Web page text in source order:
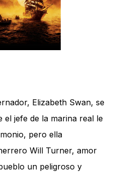
Elizabeth Swan, se
el jefe de la marina real le
pero ella
Will Turner, amor
un peligroso y